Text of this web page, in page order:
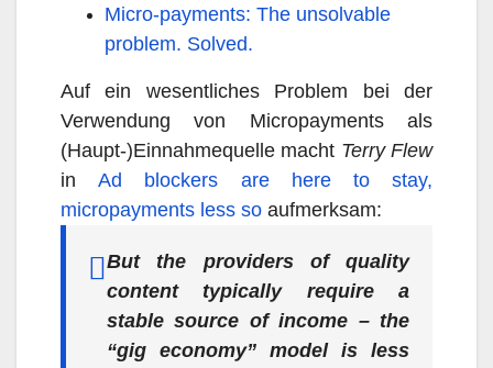
Micro-payments: The unsolvable
problem. Solved.
Auf ein wesentliches Problem bei der
Verwendung von Micropayments als
(Haupt-)Einnahmequelle macht Terry Flew
inAd blockers are here to stay,
micropayments less so aufmerksam:
But the providers of quality
content typically require a
stable source of income – the
“gig economy” model is less